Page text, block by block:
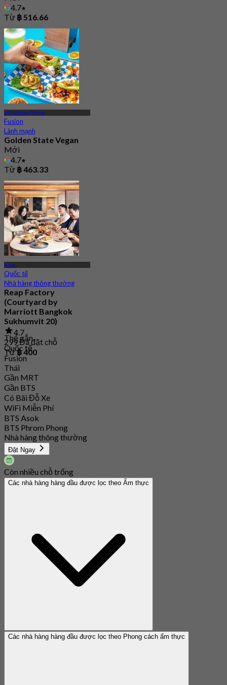
4.7
Từ ฿ 516.66
BTS Phrom Phong
Fusion
Lành mạnh
Golden State Vegan
Mới
4.7
Từ ฿ 463.33
Asok
Quốc tế
Nhà hàng thông thường
Reap Factory
(Courtyard by
Marriott Bangkok
Sukhumvit 20)
4.7
299 Đã đặt chỗ
Từ฿ 400
Thẻ gắn
Quốc tế
Fusion
Thái
Gần MRT
Gần BTS
Có Bãi Đỗ Xe
WiFi Miễn Phí
BTS Asok
BTS Phrom Phong
Nhà hàng thông thường
Đặt Ngay
Còn nhiều chỗ trống
Các nhà hàng hàng đầu được lọc theo Ẩm thực
Các nhà hàng hàng đầu được lọc theo Phong cách ẩm thực